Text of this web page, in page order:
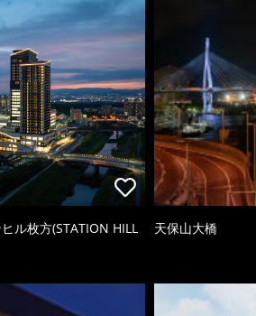
ル枚方(STATION HILL
天保山大橋